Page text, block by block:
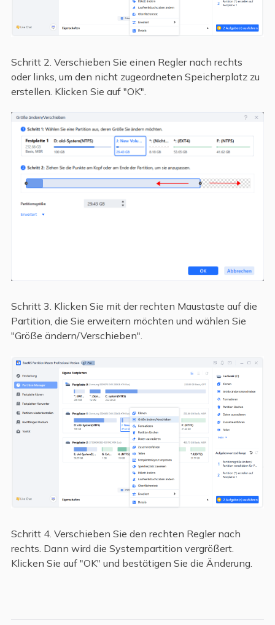
Schritt 2. Verschieben Sie einen Regler nach rechts
oder links, um den nicht zugeordneten Speicherplatz zu
erstellen. Klicken Sie auf "OK".
Schritt 3. Klicken Sie mit der rechten Maustaste auf die
Partition, die Sie erweitern möchten und wählen Sie
"Größe ändern/Verschieben".
Schritt 4. Verschieben Sie den rechten Regler nach
rechts. Dann wird die Systempartition vergrößert.
Klicken Sie auf "OK" und bestätigen Sie die Änderung.